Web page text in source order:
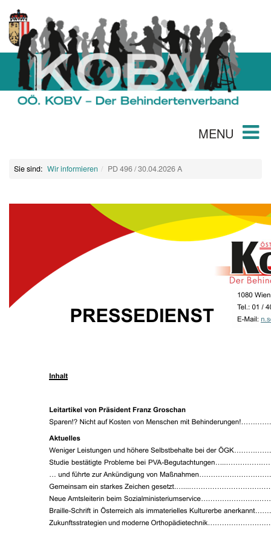
MENU
Sie sind: Wir informieren PD 496 / 30.04.2026 A